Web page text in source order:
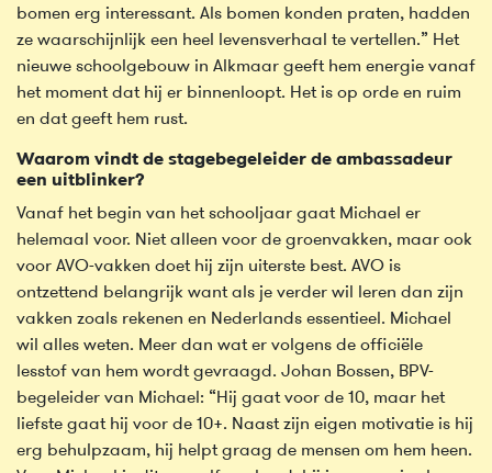
bomen erg interessant. Als bomen konden praten, hadden
ze waarschijnlijk een heel levensverhaal te vertellen.” Het
nieuwe schoolgebouw in Alkmaar geeft hem energie vanaf
het moment dat hij er binnenloopt. Het is op orde en ruim
en dat geeft hem rust.
Waarom vindt de stagebegeleider de ambassadeur
een uitblinker?
Vanaf het begin van het schooljaar gaat Michael er
helemaal voor. Niet alleen voor de groenvakken, maar ook
voor AVO-vakken doet hij zijn uiterste best. AVO is
ontzettend belangrijk want als je verder wil leren dan zijn
vakken zoals rekenen en Nederlands essentieel. Michael
wil alles weten. Meer dan wat er volgens de officiële
lesstof van hem wordt gevraagd. Johan Bossen, BPV-
begeleider van Michael: “Hij gaat voor de 10, maar het
liefste gaat hij voor de 10+. Naast zijn eigen motivatie is hij
erg behulpzaam, hij helpt graag de mensen om hem heen.